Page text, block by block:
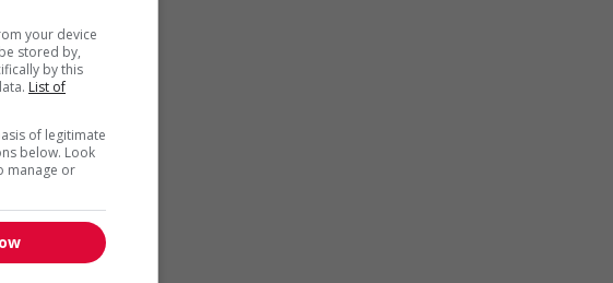
et
et
your device
stored by,
by this
List of
of legitimate
below. Look
manage or